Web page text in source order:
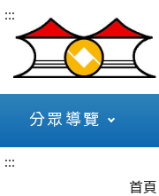
:::
分眾導覽
:::
首頁